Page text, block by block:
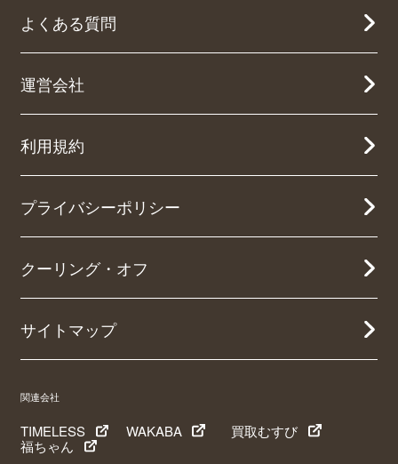
よくある質問
運営会社
利用規約
プライバシーポリシー
クーリング・オフ
サイトマップ
関連会社
TIMELESS WAKABA
買取むすび
福ちゃん